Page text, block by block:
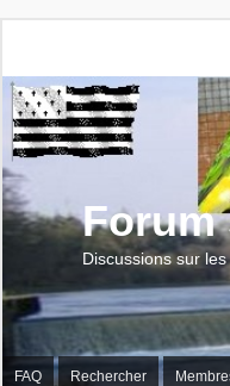
Forum
Discussions sur
FAQ Rechercher